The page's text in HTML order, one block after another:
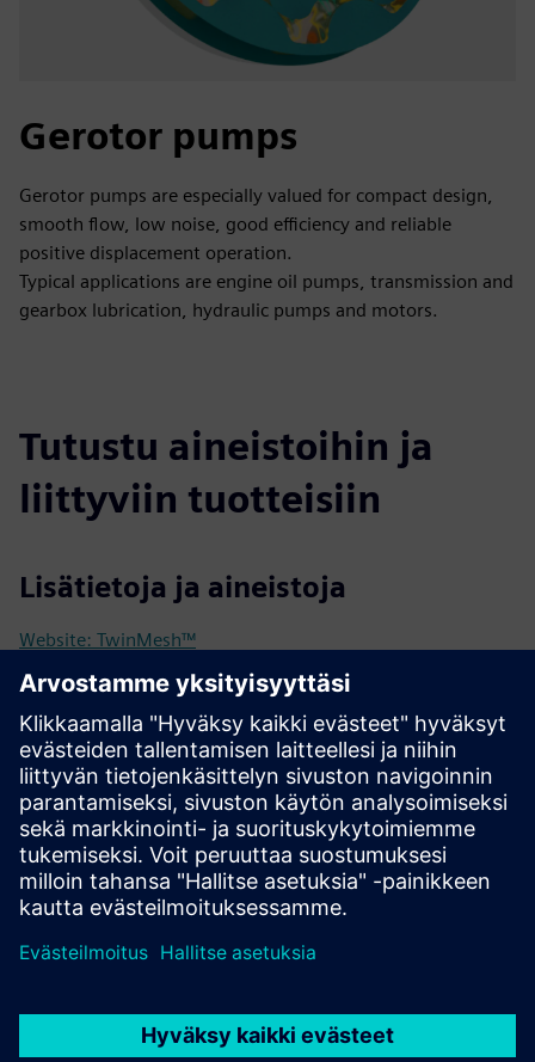
Gerotor pumps
Gerotor pumps are especially valued for compact design,
smooth flow, low noise, good efficiency and reliable
positive displacement operation.
Typical applications are engine oil pumps, transmission and
gearbox lubrication, hydraulic pumps and motors.
Tutustu aineistoihin ja
liittyviin tuotteisiin
Lisätietoja ja aineistoja
Website: TwinMesh™
TwinMesh™ meets Siemens | BLOG
TwinMesh™ BLOG with examples and case studies
Simcenter STAR-CCM+ kostenlos testen!
Edellytykset
Simcenter STAR-CCM+ (licenses can be purchased from CFX
Berlin)